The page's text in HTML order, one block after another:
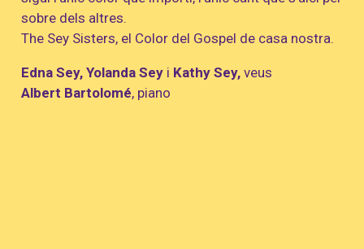
sobre dels altres.
The Sey Sisters, el Color del Gospel de casa nostra.
Edna Sey, Yolanda Sey i Kathy Sey,veus
Albert Bartolomé, piano